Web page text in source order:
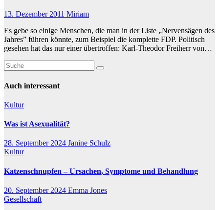
13. Dezember 2011 Miriam
Es gebe so einige Menschen, die man in der Liste „Nervensägen des
Jahres” führen könnte, zum Beispiel die komplette FDP. Politisch
gesehen hat das nur einer übertroffen: Karl-Theodor Freiherr von…
Auch interessant
Kultur
Was ist Asexualität?
28. September 2024 Janine Schulz
Kultur
Katzenschnupfen – Ursachen, Symptome und Behandlung
20. September 2024 Emma Jones
Gesellschaft